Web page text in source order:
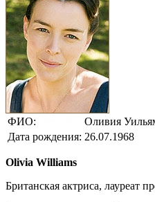
ФИО:
Оливия
Дата рождения: 26.07.1968
Olivia Williams
Британская актриса, лауреат